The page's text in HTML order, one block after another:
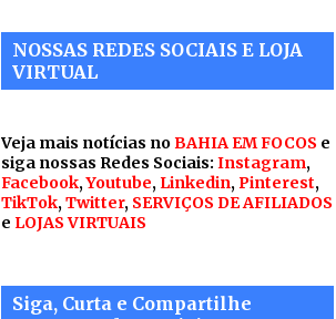
NOSSAS REDES SOCIAIS E LOJA
VIRTUAL
Veja mais notícias noBAHIA EM FOCOS e
siga nossas Redes Sociais: Instagram,
Facebook,Youtube, Linkedin,Pinterest,
TikTok,Twitter, SERVIÇOS DE AFILIADOS
e LOJAS VIRTUAIS
Siga, Curta e Compartilhe